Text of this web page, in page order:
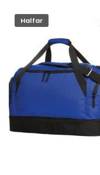
variaties.
Deze
gekozen
worden
op
de
productpagina
Halfar